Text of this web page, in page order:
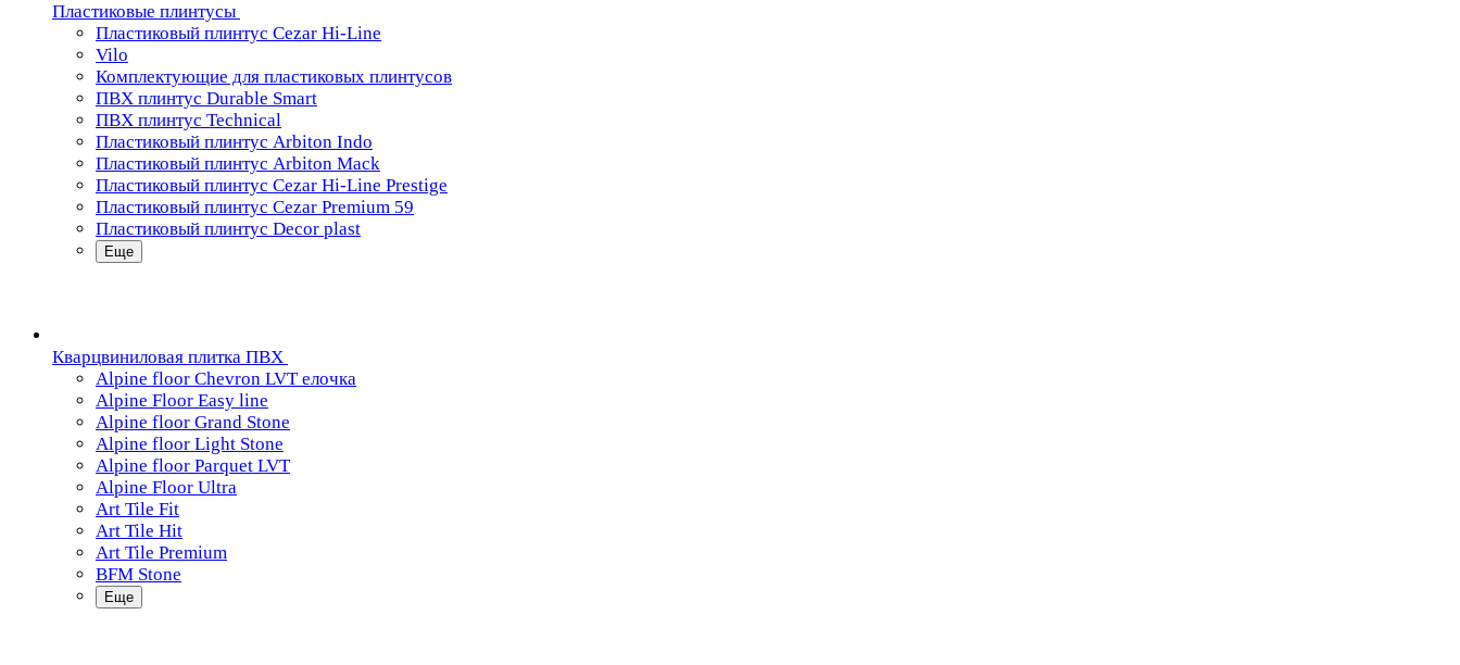
Пластиковые плинтусы
Пластиковый плинтус Cezar Hi-Line
Vilo
Комплектующие для пластиковых плинтусов
ПВХ плинтус Durable Smart
ПВХ плинтус Technical
Пластиковый плинтус Arbiton Indo
Пластиковый плинтус Arbiton Mack
Пластиковый плинтус Cezar Hi-Line Prestige
Пластиковый плинтус Cezar Premium 59
Пластиковый плинтус Decor plast
Еще
Кварцвиниловая плитка ПВХ
Alpine floor Chevron LVT елочка
Alpine Floor Easy line
Alpine floor Grand Stone
Alpine floor Light Stone
Alpine floor Parquet LVT
Alpine Floor Ultra
Art Tile Fit
Art Tile Hit
Art Tile Premium
BFM Stone
Еще